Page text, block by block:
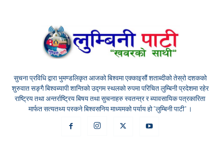
सुचना प्रविधि द्वारा भुमण्डलिकृत आजको बिश्वमा एक्काइसौं शताब्दीको तेस्रो दशकको
शुरुवात सङ्गै बिश्वब्यापी शान्तिको उद्गम स्थलको रुपमा परिचित लुम्बिनी प्रदेशमा रहेर
राष्ट्रिय तथा अन्तर्राष्ट्रिय बिषय तथा सुचनाहरु स्वतन्त्र र ब्यावसायिक पत्रकारिता
मार्फत सत्यतथ्य पस्कने बिश्वसनिय माध्यमको पर्याय हो "लुम्बिनी पाटी" ।